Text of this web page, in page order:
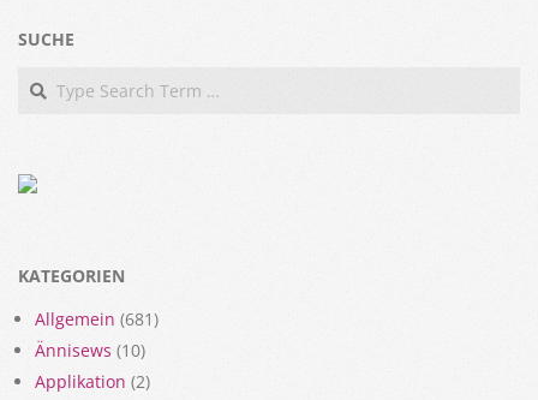
SUCHE
Search
KATEGORIEN
Allgemein (681)
Ännisews (10)
Applikation (2)